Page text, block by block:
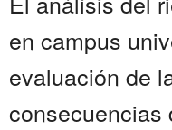
en campus
evaluación de
consecuencias